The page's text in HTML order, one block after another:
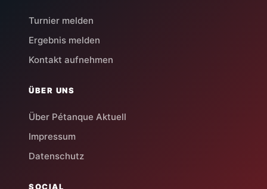
Turnier melden
Ergebnis melden
Kontakt aufnehmen
ÜBER UNS
Über Pétanque Aktuell
Impressum
Datenschutz
SOCIAL